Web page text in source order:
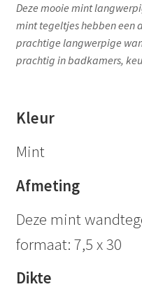
Deze mooie mint
mint tegeltjes hebben een
prachtige langwerpige
prachtig in badkamers,
Kleur
Mint
Afmeting
Deze mint
formaat: 7,5 x 30
Dikte